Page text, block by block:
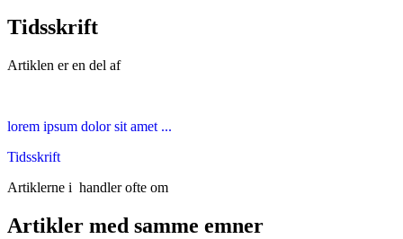
Tidsskrift
Artiklen er en del af
lorem ipsum dolor sit amet ...
Tidsskrift
Artiklerne i handler ofte om
Artikler med samme emner